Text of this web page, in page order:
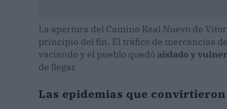
La apertura del Camino Real Nuevo de
principio del fin. El tráfico de mercancías
vaciando y el pueblo quedó aislado y
de llegar.
Las epidemias que